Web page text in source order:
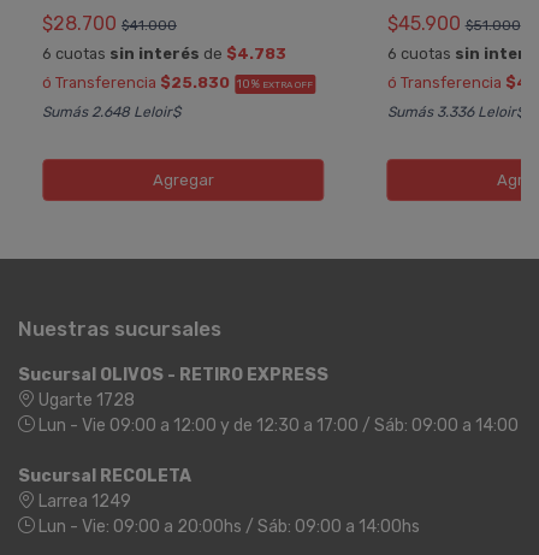
$28.700 $41.000
6 cuotas sin interés de $4.783
ó Transferencia $25.830 10% EXTRA OFF
Sumás 2.648 Leloir$
Agregar
$45.900 $51.000
6 cuotas sin
ó Transferencia
Sumás 3.336 Leloir$
Nuestras sucursales
Sucursal OLIVOS - RETIRO EXPRESS
Ugarte 1728
Lun - Vie 09:00 a 12:00 y de 12:30 a 17:00 / Sáb: 09:00 a 14:00
Sucursal RECOLETA
Larrea 1249
Lun - Vie: 09:00 a 20:00hs / Sáb: 09:00 a 14:00hs